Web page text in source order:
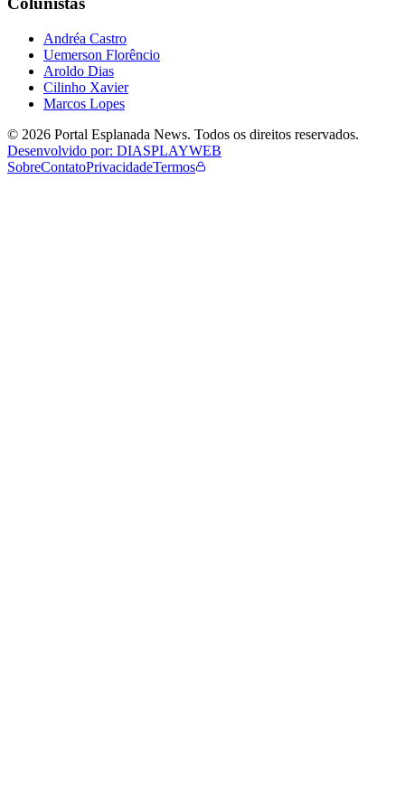
Andréa Castro
Uemerson Florêncio
Aroldo Dias
Cilinho Xavier
Marcos Lopes
© 2026 Portal Esplanada News. Todos os direitos reservados.
Desenvolvido por: DIASPLAYWEB
SobreContatoPrivacidadeTermos